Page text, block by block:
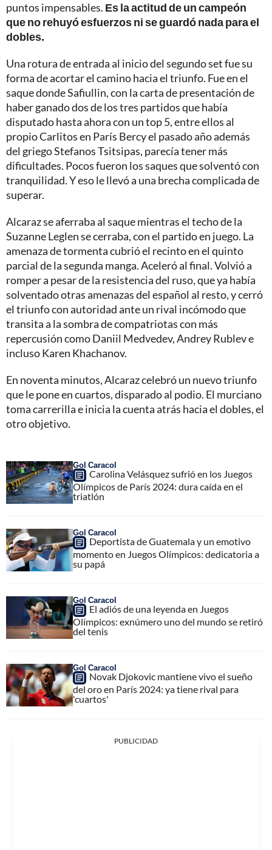
puntos impensables. Es la actitud de un campeón
que no rehuyó esfuerzos ni se guardó nada para el
dobles.
Una rotura de entrada al inicio del segundo set fue su
forma de acortar el camino hacia el triunfo. Fue en el
saque donde Safiullin, con la carta de presentación de
haber ganado dos de los tres partidos que había
disputado hasta ahora con un top 5, entre ellos al
propio Carlitos en París Bercy el pasado año además
del griego Stefanos Tsitsipas, parecía tener más
dificultades. Pocos fueron los saques que solventó con
tranquilidad. Y eso le llevó a una brecha complicada de
superar.
Alcaraz se aferraba al saque mientras el techo de la
Suzanne Leglen se cerraba, con el partido en juego. La
amenaza de tormenta cubrió el recinto en el quinto
parcial de la segunda manga. Aceleró al final. Volvió a
romper a pesar de la resistencia del ruso, que ya había
solventado otras amenazas del español al resto, y cerró
el triunfo con autoridad ante un rival incómodo que
transita a la sombra de compatriotas con más
repercusión como Daniil Medvedev, Andrey Rublev e
incluso Karen Khachanov.
En noventa minutos, Alcaraz celebró un nuevo triunfo
que le pone en cuartos, disparado al podio. El murciano
toma carrerilla e inicia la cuenta atrás hacia el dobles, el
otro objetivo.
Gol Caracol
Carolina Velásquez sufrió en los Juegos
Olímpicos de París 2024: dura caída en el
triatlón
Gol Caracol
Deportista de Guatemala y un emotivo
momento en Juegos Olímpicos: dedicatoria a
su papá
Gol Caracol
El adiós de una leyenda en Juegos
Olímpicos: exnúmero uno del mundo se retiró
del tenis
Gol Caracol
Novak Djokovic mantiene vivo el sueño
del oro en París 2024: ya tiene rival para
'cuartos'
PUBLICIDAD